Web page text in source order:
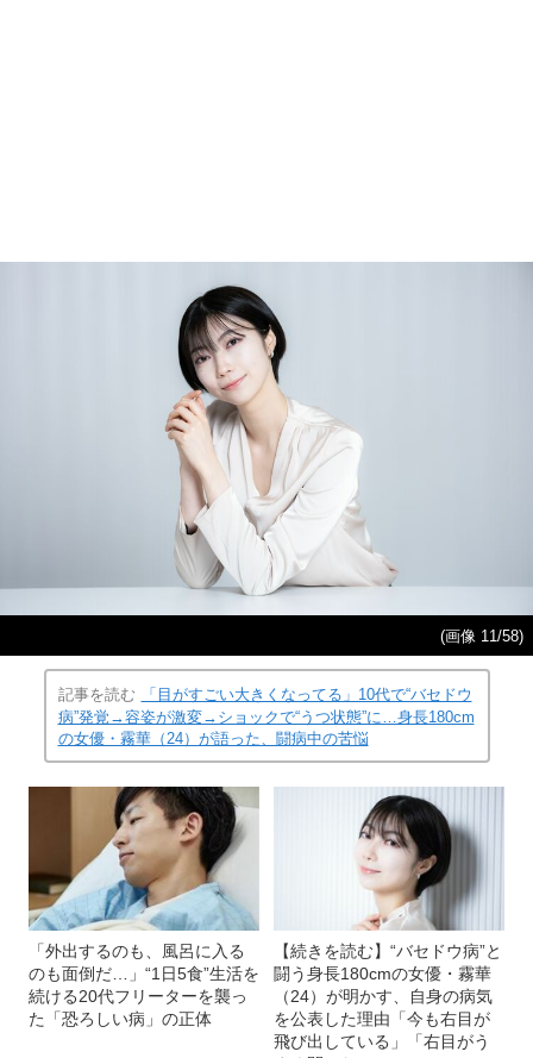
(画像 11/58)
記事を読む
「目がすごい大きくなってる」10代で“バセドウ
病”発覚→容姿が激変→ショックで“うつ状態”に…身長180cm
の女優・霧華（24）が語った、闘病中の苦悩
「外出するのも、風呂に入る
のも面倒だ…」“1日5食”生活を
続ける20代フリーターを襲っ
た「恐ろしい病」の正体
【続きを読む】“バセドウ病”と
闘う身長180cmの女優・霧華
（24）が明かす、自身の病気
を公表した理由「今も右目が
飛び出している」「右目がう